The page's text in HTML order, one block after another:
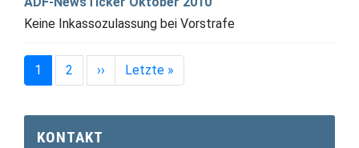
Keine Inkassozulassung bei Vorstrafe
Seitennummerierung
1 2 ›› Nächste Seite
Letzte »
KONTAKT